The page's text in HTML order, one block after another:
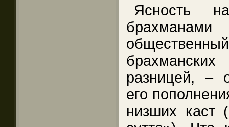
Ясность
разницей, –
его
низших каст